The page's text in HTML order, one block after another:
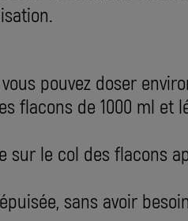
pouvez doser
flacons de 1000 ml et
le col des flacons
sans avoir